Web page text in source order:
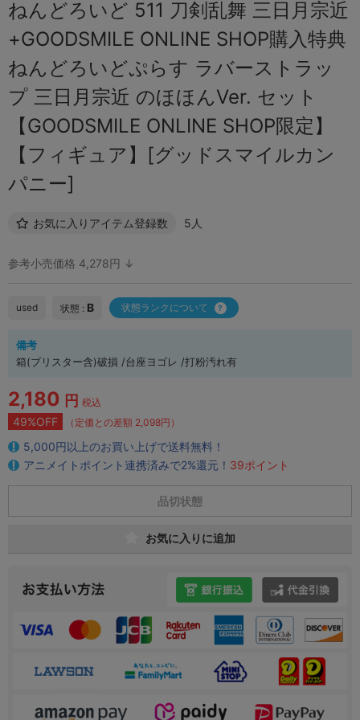
ねんどろいど 511 刀剣乱舞 三日月宗近
+GOODSMILE ONLINE SHOP購入特典
ねんどろいどぷらす ラバーストラッ
プ 三日月宗近 のほほんVer. セット
【GOODSMILE ONLINE SHOP限定】
【フィギュア】[グッドスマイルカン
パニー]
お気に入りアイテム登録数 5人
参考小売価格 4,278円 ↓
used 状態 : B 状態ランクについて
備考
箱(ブリスター含)破損 /台座ヨゴレ /打粉汚れ有
2,180 円 税込
49%OFF （定価との差額 2,098円）
5,000円以上のお買い上げで送料無料！
アニメイトポイント連携済みで2%還元！ 39ポイント
品切状態
お気に入りに追加